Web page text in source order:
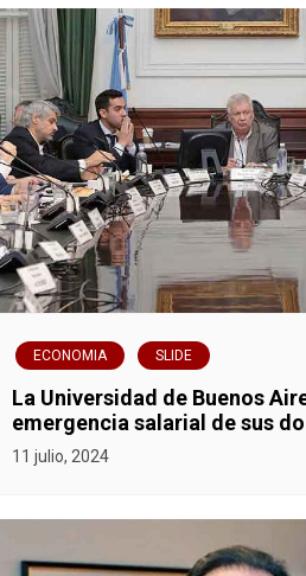
e
n
t
r
a
d
a
s
ECONOMIA SLIDE
La Universidad de Buenos
emergencia salarial de sus
11 julio, 2024